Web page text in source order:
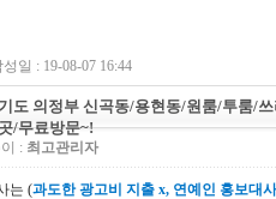
성일 : 19-08-07 16:44
도 의정부 신곡동/용현동/원룸/투룸/
/무료방문~!
: 최고관리자
는 (과도한 광고비 지출 x, 연예인 홍보대